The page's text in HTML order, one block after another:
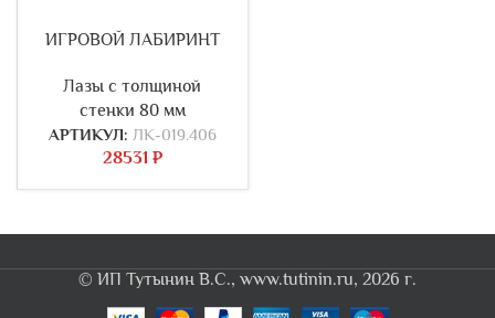
ИГРОВОЙ ЛАБИРИНТ
Лазы с толщиной
стенки 80 мм
АРТИКУЛ: ЛК-019.406
28531 ₽
© ИП Тутынин В.С., www.tutinin.ru, 2026 г.